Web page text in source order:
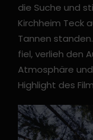
die Suche und
Kirchheim Teck
Tannen
fiel, verlieh den
Atmosphäre
Highlight des